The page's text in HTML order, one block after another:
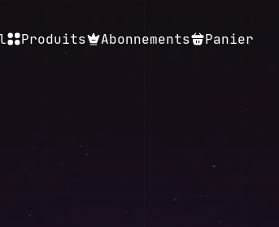
Produits Abonnements Panier